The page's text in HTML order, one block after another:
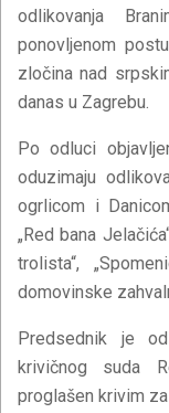
odlikovanja
ponovljenom
zločina nad
danas u Zagrebu.
Po odluci
oduzimaju
ogrlicom i
„Red bana
trolista“,
domovinske
Predsednik je
krivičnog suda
proglašen krivim